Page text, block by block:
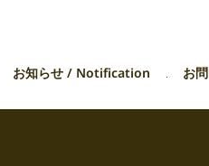
お知らせ / Notification お